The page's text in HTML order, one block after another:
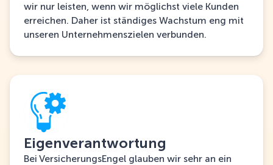
wir nur leisten, wenn wir möglichst viele Kunden
erreichen. Daher ist ständiges Wachstum eng mit
unseren Unternehmenszielen verbunden.
Eigenverantwortung
Bei VersicherungsEngel glauben wir sehr an ein